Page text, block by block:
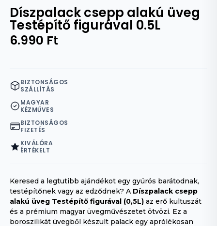
Díszpalack csepp alakú üveg
Testépítő figurával 0.5L
6.990 Ft
BIZTONSÁGOS
SZÁLLÍTÁS
MAGYAR
KÉZMŰVES
BIZTONSÁGOS
FIZETÉS
KIVÁLÓRA
ÉRTÉKELT
Keresed a legtutibb ajándékot egy gyúrós barátodnak,
testépítőnek vagy az edződnek? A Díszpalack csepp
alakú üveg Testépítő figurával (0,5L) az erő kultuszát
és a prémium magyar üvegművészetet ötvözi. Ez a
boroszilikát üvegből készült palack egy aprólékosan